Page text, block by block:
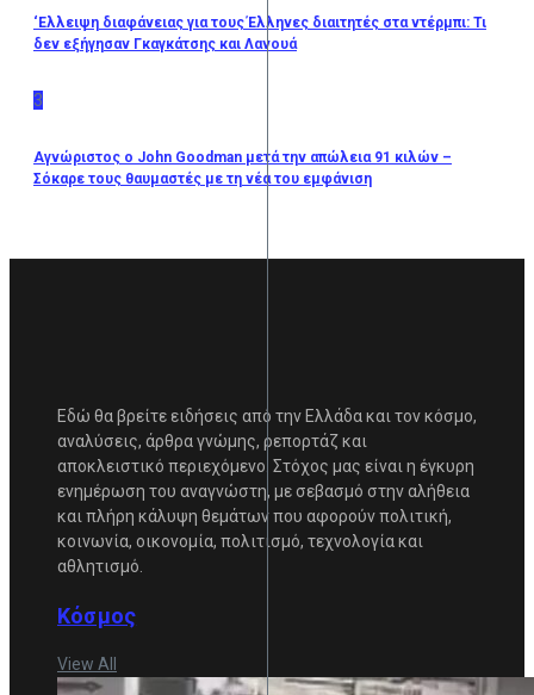
‘Ελλειψη διαφάνειας για τους Έλληνες διαιτητές στα ντέρμπι: Τι
δεν εξήγησαν Γκαγκάτσης και Λανουά
3
Αγνώριστος ο John Goodman μετά την απώλεια 91 κιλών –
Σόκαρε τους θαυμαστές με τη νέα του εμφάνιση
Εδώ θα βρείτε ειδήσεις από την Ελλάδα και τον κόσμο,
αναλύσεις, άρθρα γνώμης, ρεπορτάζ και
αποκλειστικό περιεχόμενο. Στόχος μας είναι η έγκυρη
ενημέρωση του αναγνώστη, με σεβασμό στην αλήθεια
και πλήρη κάλυψη θεμάτων που αφορούν πολιτική,
κοινωνία, οικονομία, πολιτισμό, τεχνολογία και
αθλητισμό.
Κόσμος
View All